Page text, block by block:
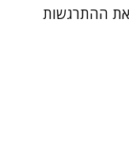
ההתרגשות